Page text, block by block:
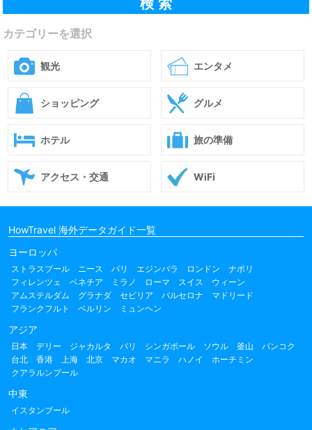
カテゴリーを選択
観光 エンタメ
ショッピング グルメ
ホテル 旅の準備
アクセス・交通 WiFi
HowTravel 海外データガイド一覧
ヨーロッパ
ストラスブール ニース パリ エジンバラ ロンドン
ナポリ
フィレンツェ
ベネチア ミラノ ローマ スイス
ウィーン
アムステルダム
グラナダ セビリア バルセロナ
マドリード
フランクフルト
ベルリン ミュンヘン
アジア
日本 デリー ジャカルタ バリ シンガポール ソウル 釜山
バンコク
台北
香港 上海 北京 マカオ マニラ ハノイ
ホーチミン
クアラルンプール
中東
イスタンブール